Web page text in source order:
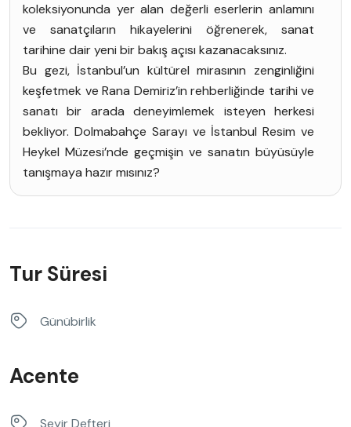
koleksiyonunda yer alan değerli eserlerin anlamını
ve sanatçıların hikayelerini öğrenerek, sanat
tarihine dair yeni bir bakış açısı kazanacaksınız.
Bu gezi, İstanbul’un kültürel mirasının zenginliğini
keşfetmek ve Rana Demiriz’in rehberliğinde tarihi ve
sanatı bir arada deneyimlemek isteyen herkesi
bekliyor. Dolmabahçe Sarayı ve İstanbul Resim ve
Heykel Müzesi’nde geçmişin ve sanatın büyüsüyle
tanışmaya hazır mısınız?
Tur Süresi
Günübirlik
Acente
Seyir Defteri